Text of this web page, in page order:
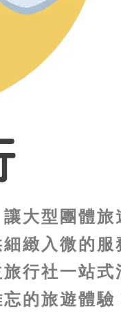
大型團體
緻入微的服
行社一站
的旅遊體驗